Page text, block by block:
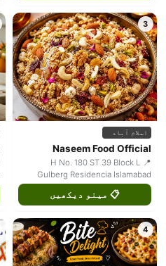
3
اسلام آباد
Naseem Food Official
📍 H No. 180 ST 39 Block L
Gulberg Residencia Islamabad
📋 مینو دیکھیں
4